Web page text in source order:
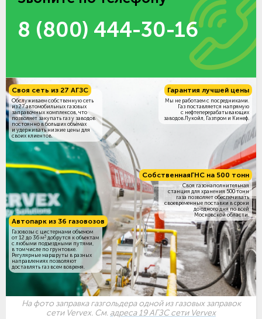
8 (800) 444-30-16
СобственнаяГНС на 500 тонн
Своя газонаполнительная
станция для хранения 500 тонн
газа позволяет обеспечивать
своевременные поставки в сроки
до одного дня по всей
Московской области.
Своя сеть из 27 АГЗС
Обслуживаем собственную сеть
из 27 автомобильных газовых
заправочных комплексов, что
позволяет закупать газ у заводов
постоянно в больших объёмах
и удерживать низкие цены для
своих клиентов.
Гарантия лучшей цены
Мы не работаем с посредниками.
Газ поставляется напрямую
с нефтеперерабатывающих
заводов Лукойл, Газпром и Кинеф.
Автопарк из 36 газовозов
Газовозы с цистернами объемом
от 12 до 36 м3 добрутся к объектам
c любыми подъездными путями,
в том числе по грунтовке.
Регулярные маршруты в разных
направлениях позволяют
доставлять газ всем вовремя.
На фото заправка газгольдера одной из газовых заправок
сети Vervex. См. адреса 19 АГЗС сети Vervex